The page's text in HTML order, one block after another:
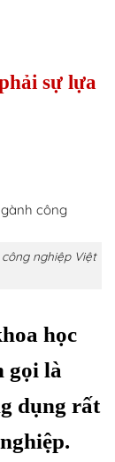
sự lựa
công nghiệp Việt
học
gọi là
dụng rất